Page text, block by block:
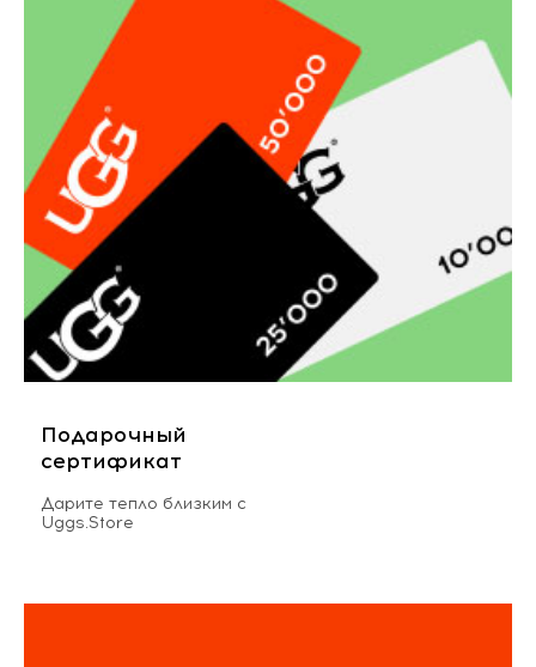
Подарочный
сертификат
Дарите тепло близким с
Uggs.Store